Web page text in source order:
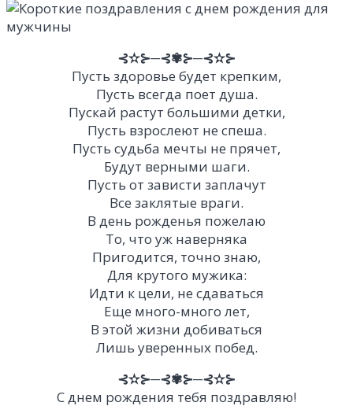
⊰✫⊱─⊰✾⊱─⊰✫⊱
Пусть здоровье будет крепким,
Пусть всегда поет душа.
Пускай растут большими детки,
Пусть взрослеют не спеша.
Пусть судьба мечты не прячет,
Будут верными шаги.
Пусть от зависти заплачут
Все заклятые враги.
В день рожденья пожелаю
То, что уж наверняка
Пригодится, точно знаю,
Для крутого мужика:
Идти к цели, не сдаваться
Еще много-много лет,
В этой жизни добиваться
Лишь уверенных побед.
⊰✫⊱─⊰✾⊱─⊰✫⊱
С днем рождения тебя поздравляю!